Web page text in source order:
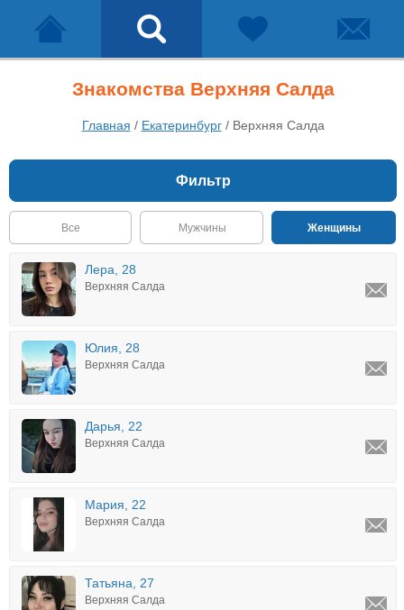
Знакомства Верхняя Салда
Главная / Екатеринбург/ Верхняя Салда
Фильтр
Все Мужчины Женщины
Лера, 28
Верхняя Салда
Юлия, 28
Верхняя Салда
Дарья, 22
Верхняя Салда
Мария, 22
Верхняя Салда
Татьяна, 27
Верхняя Салда